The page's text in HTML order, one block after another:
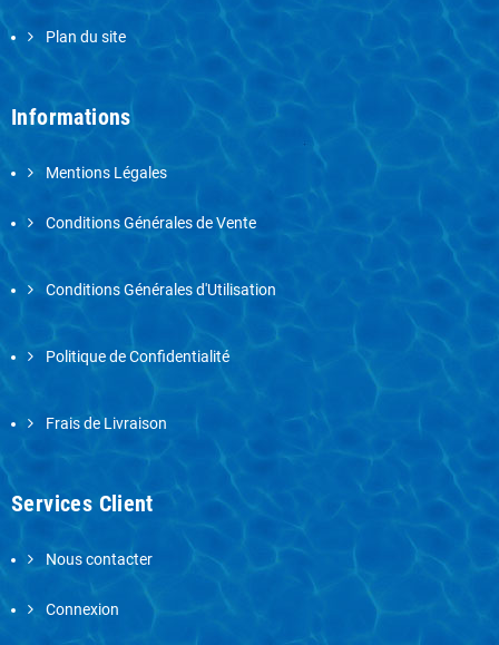
Plan du site
Informations
Mentions Légales
Conditions Générales de Vente
Conditions Générales d'Utilisation
Politique de Confidentialité
Frais de Livraison
Services Client
Nous contacter
Connexion